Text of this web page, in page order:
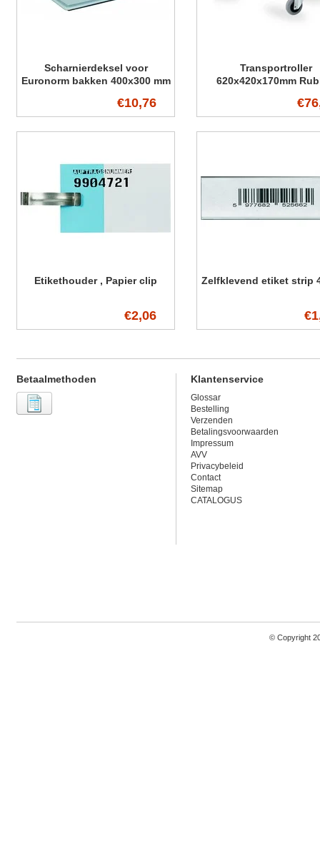
Scharnierdeksel voor
Euronorm bakken 400x300 mm
€10,76
Transportroller
620x420x170mm
Etikethouder , Papier clip
€2,06
Zelfklevend etiket strip
Betaalmethoden Klantenservice
Glossar
Bestelling
Verzenden
Betalingsvoorwaarden
Impressum
AVV
Privacybeleid
Contact
Sitemap
CATALOGUS
© Copyright